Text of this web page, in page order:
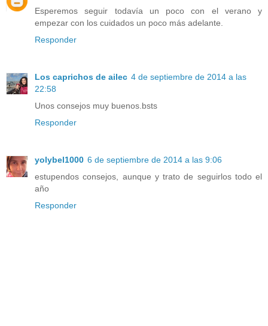
Esperemos seguir todavía un poco con el verano y
empezar con los cuidados un poco más adelante.
Responder
Los caprichos de ailec 4 de septiembre de 2014 a las
22:58
Unos consejos muy buenos.bsts
Responder
yolybel1000 6 de septiembre de 2014 a las 9:06
estupendos consejos, aunque y trato de seguirlos todo el
año
Responder